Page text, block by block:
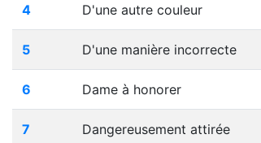
4 D'une autre couleur
5 D'une manière incorrecte
6 Dame à honorer
7 Dangereusement attirée